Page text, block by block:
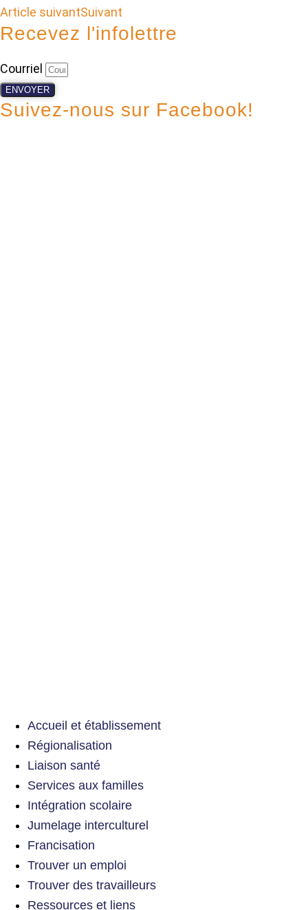
Article suivantSuivant
Recevez l'infolettre
Courriel
ENVOYER
Suivez-nous sur Facebook!
Accueil et établissement
Régionalisation
Liaison santé
Services aux familles
Intégration scolaire
Jumelage interculturel
Francisation
Trouver un emploi
Trouver des travailleurs
Ressources et liens